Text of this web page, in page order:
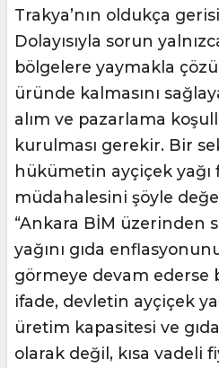
Trakya’nın oldukça
Dolayısıyla sorun
bölgelere yaymakla
üründe kalmasını
alım ve pazarlama
kurulması gerekir. Bir
hükümetin ayçiçek yağı
müdahalesini şöyle
“Ankara BİM üzerinden
yağını gıda
görmeye devam ederse
ifade, devletin ayçiçek
üretim kapasitesi ve
olarak değil, kısa vadeli